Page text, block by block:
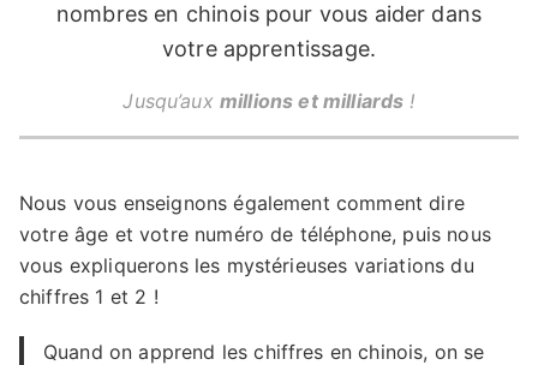
nombres en chinois pour vous aider dans
votre apprentissage.
Jusqu’aux millions et milliards !
Nous vous enseignons également comment dire
votre âge et votre numéro de téléphone, puis nous
vous expliquerons les mystérieuses variations du
chiffres 1 et 2 !
Quand on apprend les chiffres en chinois, on se